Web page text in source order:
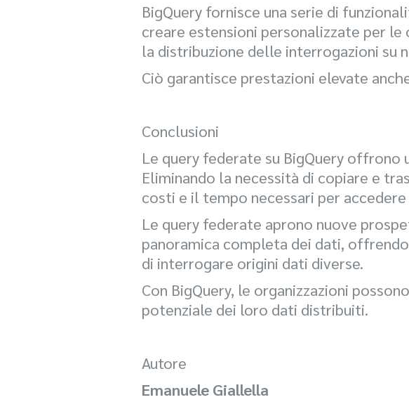
BigQuery fornisce una serie di
creare estensioni personalizzate per
la distribuzione delle interrogazioni su
Ciò garantisce prestazioni elevate
Conclusioni
Le query federate su BigQuery
Eliminando la necessità di copiare e
costi e il tempo necessari per
Le query federate aprono nuove
panoramica completa dei dati,
di interrogare origini dati diverse.
Con BigQuery, le organizzazioni
potenziale dei loro dati distribuiti.
Autore
Emanuele Giallella